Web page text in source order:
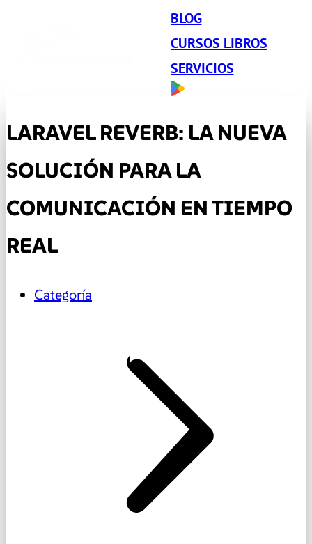
BLOG
CURSOS LIBROS
SERVICIOS
LARAVEL REVERB: LA NUEVA
SOLUCIÓN PARA LA
COMUNICACIÓN EN TIEMPO
REAL
Categoría